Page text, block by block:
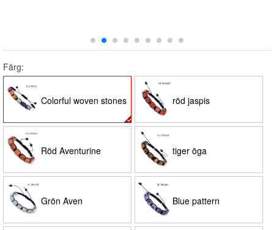
Färg:
Colorful woven stones röd jaspis
Röd Aventurine tiger öga
Grön Aven Blue pattern